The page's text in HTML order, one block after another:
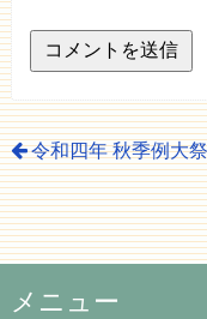
令和四年 秋季例大
メニュー